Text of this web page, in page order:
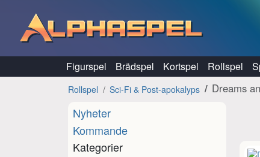
Figurspel Brädspel Kortspel Rollspel
Rollspel Sci-Fi & Post-apokalyps Dreams
Nyheter
Kommande
Kategorier